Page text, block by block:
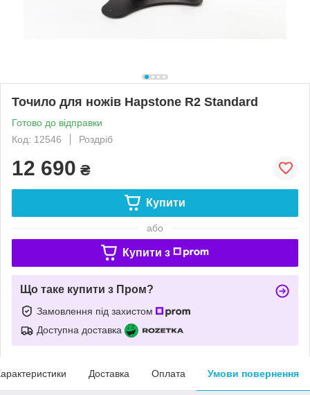
Точило для ножів Hapstone R2 Standard
Готово до відправки
Код: 12546
Роздріб
12 690 ₴
Купити
або
Купити з
Що таке купити з Пром?
Замовлення під захистом
Доступна доставка
Доставка Оплата Умови повернення